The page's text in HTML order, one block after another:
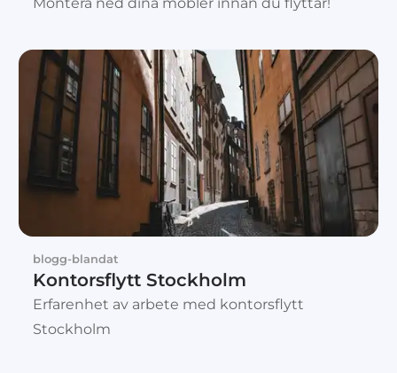
blogg-blandat
Kontorsflytt Stockholm
Erfarenhet av arbete med kontorsflytt
Stockholm